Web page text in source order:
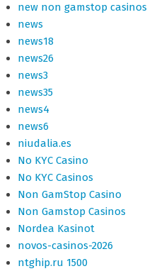
new non gamstop casinos
news
news18
news26
news3
news35
news4
news6
niudalia.es
No KYC Casino
No KYC Casinos
Non GamStop Casino
Non Gamstop Casinos
Nordea Kasinot
novos-casinos-2026
ntghip.ru 1500